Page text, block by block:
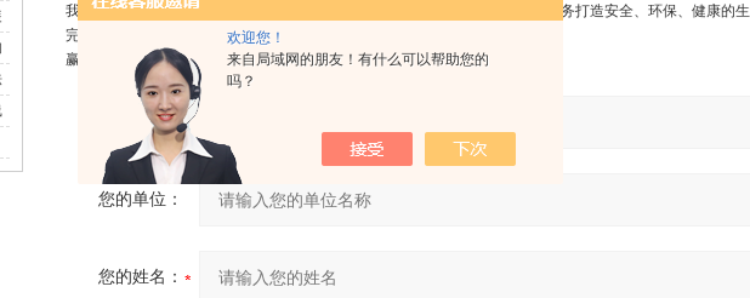
欢迎您！
来自局域网的朋友！有什么可以帮助您的
吗？
我们秉承为客户创造价值，与客户共赢未来为理念，用优质的传感器及技术服务打造安全、环保、健康的
完整的可靠性在国内、市场
赢得了良好的声誉，我们会一如既往的一路前行，努力打造传感器行业品牌
产品：
您的单位：
您的姓名：